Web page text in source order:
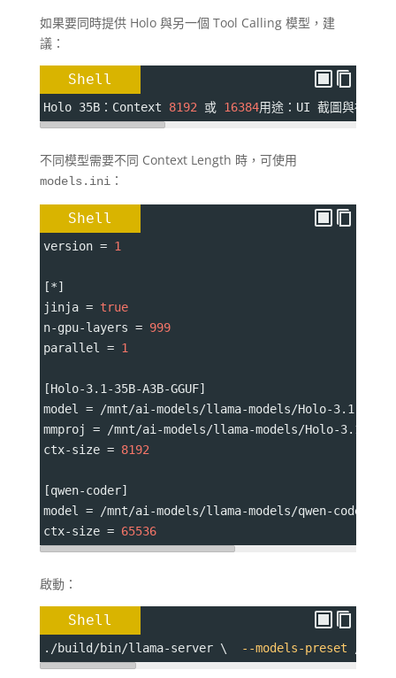
如果要同時提供 Holo 與另一個 Tool Calling 模型，建
議：
Shell
Holo 35B：Context 8192 或 16384用途：UI 截圖與視覺
不同模型需要不同 Context Length 時，可使用
models.ini：
Shell
version = 1
[*]
jinja = true
n-gpu-layers = 999
parallel = 1
[Holo-3.1-35B-A3B-GGUF]
model = /mnt/ai-models/llama-models/Holo-3.1-35B-
mmproj = /mnt/ai-models/llama-models/Holo-3.1-35B-
ctx-size = 8192
[qwen-coder]
model = /mnt/ai-models/llama-models/qwen-coder-
ctx-size = 65536
啟動：
Shell
./build/bin/llama-server \ --models-preset